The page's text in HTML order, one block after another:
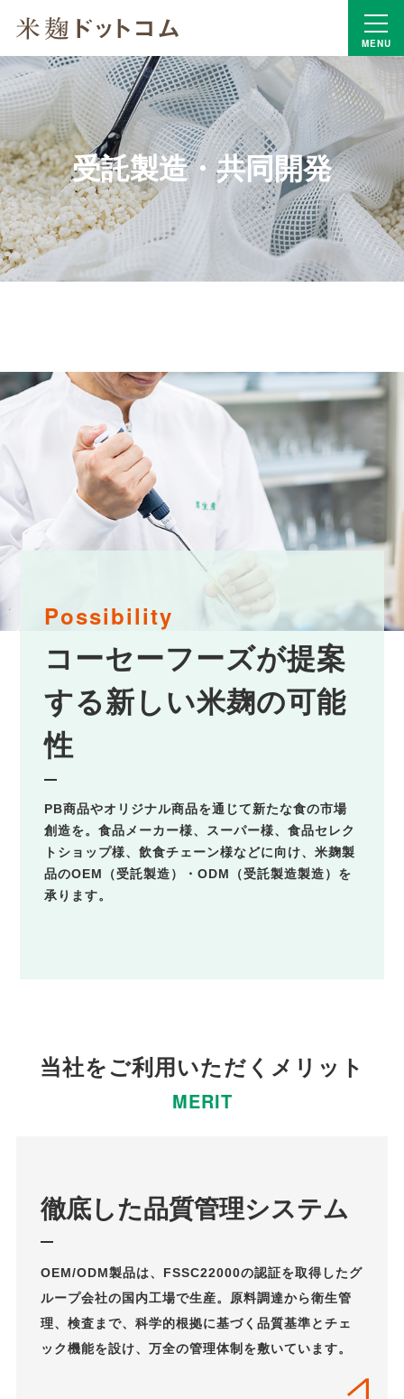
MENU
受託製造・共同開発
Possibility
コーセーフーズが提案
する新しい米麹の可能
性
PB商品やオリジナル商品を通じて新たな食の市場
創造を。食品メーカー様、スーパー様、食品セレク
トショップ様、飲食チェーン様などに向け、米麹製
品のOEM（受託製造）・ODM（受託製造製造）を
承ります。
当社をご利用いただくメリット
MERIT
徹底した品質管理システム
OEM/ODM製品は、FSSC22000の認証を取得したグ
ループ会社の国内工場で生産。原料調達から衛生管
理、検査まで、科学的根拠に基づく品質基準とチェ
ック機能を設け、万全の管理体制を敷いています。